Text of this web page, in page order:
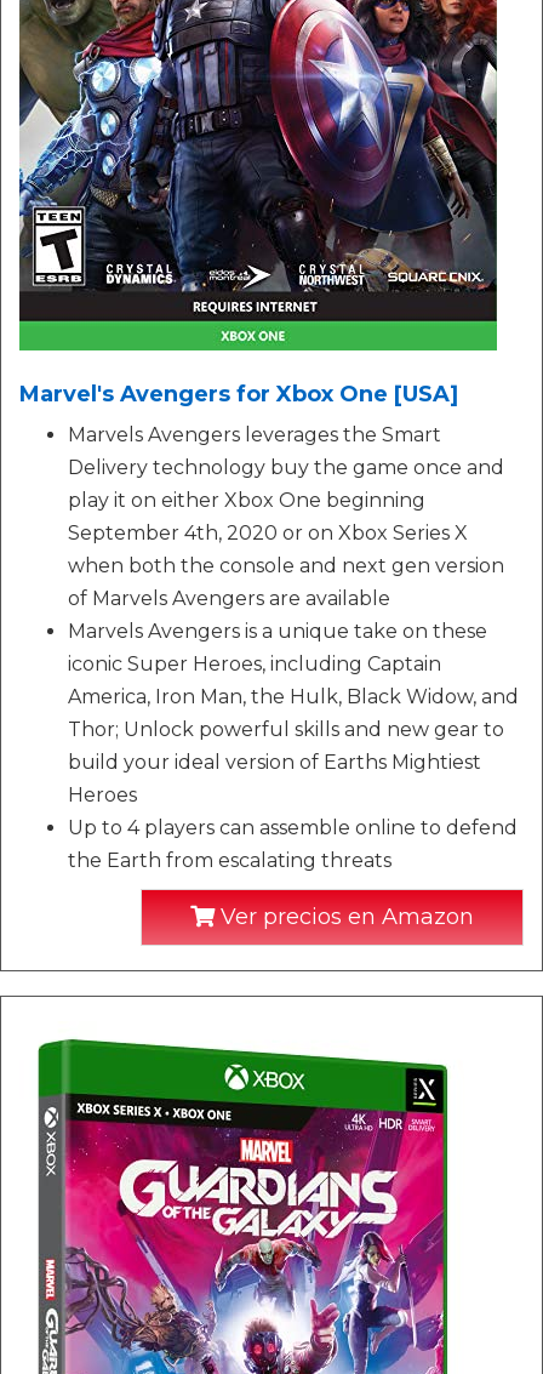
Marvel's Avengers for Xbox One [USA]
Marvels Avengers leverages the Smart
Delivery technology buy the game once and
play it on either Xbox One beginning
September 4th, 2020 or on Xbox Series X
when both the console and next gen version
of Marvels Avengers are available
Marvels Avengers is a unique take on these
iconic Super Heroes, including Captain
America, Iron Man, the Hulk, Black Widow, and
Thor; Unlock powerful skills and new gear to
build your ideal version of Earths Mightiest
Heroes
Up to 4 players can assemble online to defend
the Earth from escalating threats
Ver precios en Amazon